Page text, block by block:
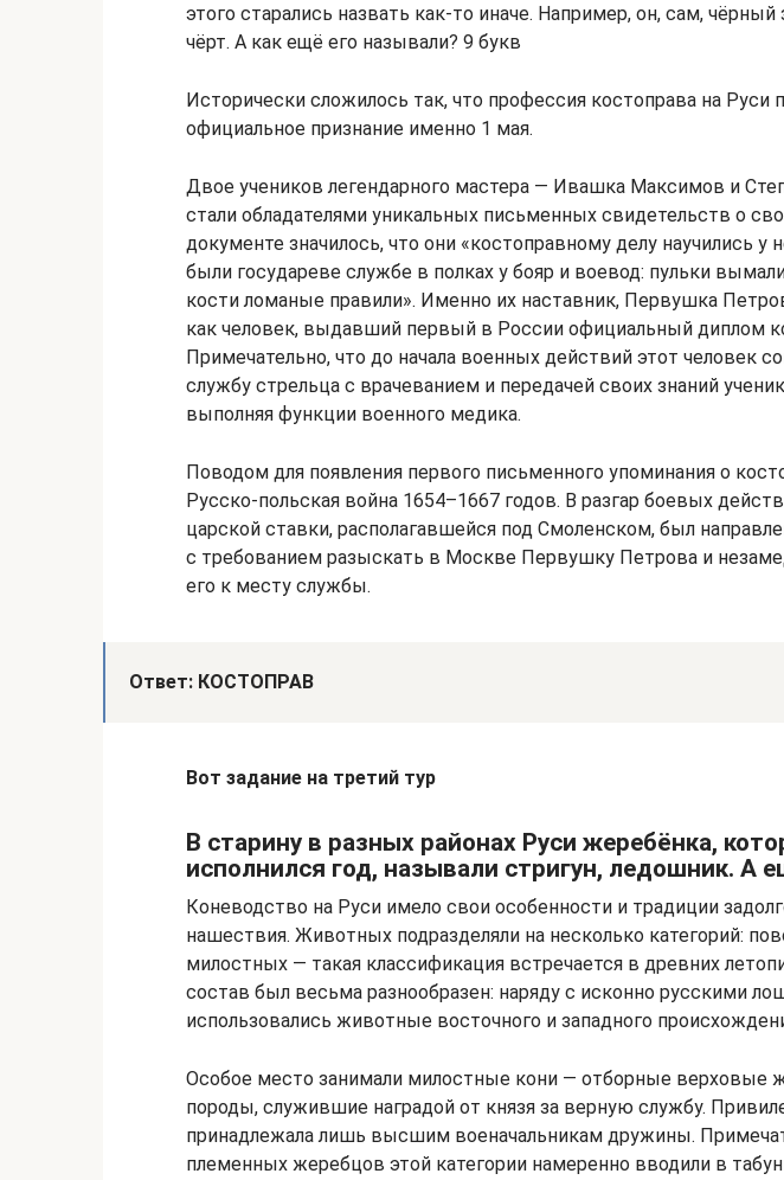
этого старались назвать как-то иначе. Например, он, сам,
чёрт. А как ещё его называли? 9 букв
Исторически сложилось так, что профессия костоправа на Руси
официальное признание именно 1 мая.
Двое учеников легендарного мастера — Ивашка Максимов и
стали обладателями уникальных письменных свидетельств о
документе значилось, что они «костоправному делу научились у
были государеве службе в полках у бояр и воевод: пульки
кости ломаные правили». Именно их наставник, Первушка
как человек, выдавший первый в России официальный диплом
Примечательно, что до начала военных действий этот человек
службу стрельца с врачеванием и передачей своих знаний
выполняя функции военного медика.
Поводом для появления первого письменного упоминания о
Русско-польская война 1654–1667 годов. В разгар боевых
царской ставки, располагавшейся под Смоленском, был
с требованием разыскать в Москве Первушку Петрова и
его к месту службы.
Ответ: КОСТОПРАВ
Вот задание на третий тур
В старину в разных районах Руси жеребёнка,
исполнился год, называли стригун, ледошник. А
Коневодство на Руси имело свои особенности и традиции
нашествия. Животных подразделяли на несколько категорий:
милостных — такая классификация встречается в древних
состав был весьма разнообразен: наряду с исконно русскими
использовались животные восточного и западного
Особое место занимали милостные кони — отборные верховые
породы, служившие наградой от князя за верную службу.
принадлежала лишь высшим военачальникам дружины.
племенных жеребцов этой категории намеренно вводили в